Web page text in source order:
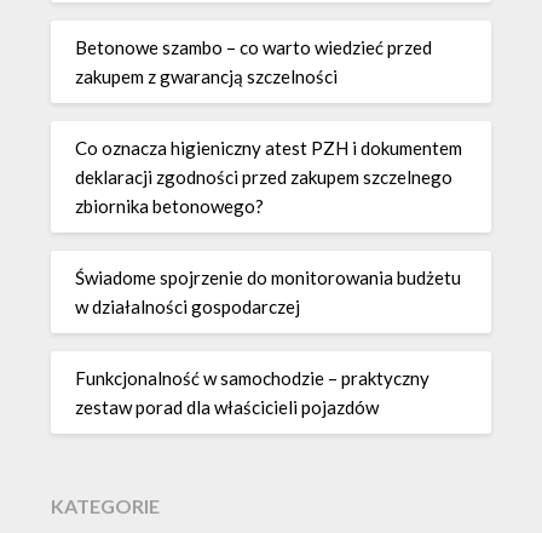
Betonowe szambo – co warto wiedzieć przed
zakupem z gwarancją szczelności
Co oznacza higieniczny atest PZH i dokumentem
deklaracji zgodności przed zakupem szczelnego
zbiornika betonowego?
Świadome spojrzenie do monitorowania budżetu
w działalności gospodarczej
Funkcjonalność w samochodzie – praktyczny
zestaw porad dla właścicieli pojazdów
KATEGORIE